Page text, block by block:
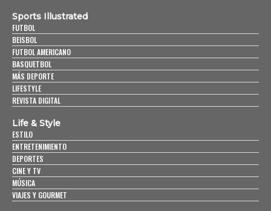
Sports Illustrated
FUTBOL
BEISBOL
FUTBOL AMERICANO
BASQUETBOL
MÁS DEPORTE
LIFESTYLE
REVISTA DIGITAL
Life & Style
ESTILO
ENTRETENIMIENTO
DEPORTES
CINE Y TV
MÚSICA
VIAJES Y GOURMET